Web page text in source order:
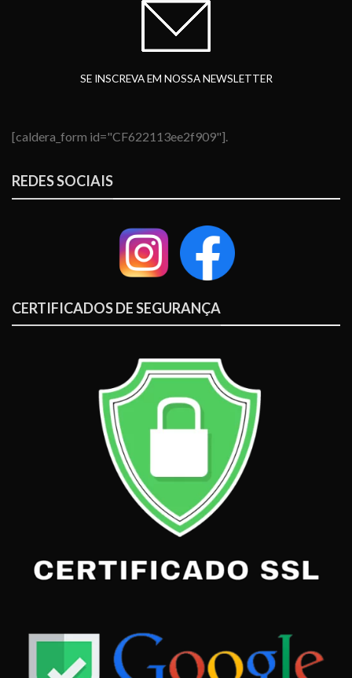
SE INSCREVA EM NOSSA NEWSLETTER
[caldera_form id="CF622113ee2f909"].
REDES SOCIAIS
CERTIFICADOS DE SEGURANÇA